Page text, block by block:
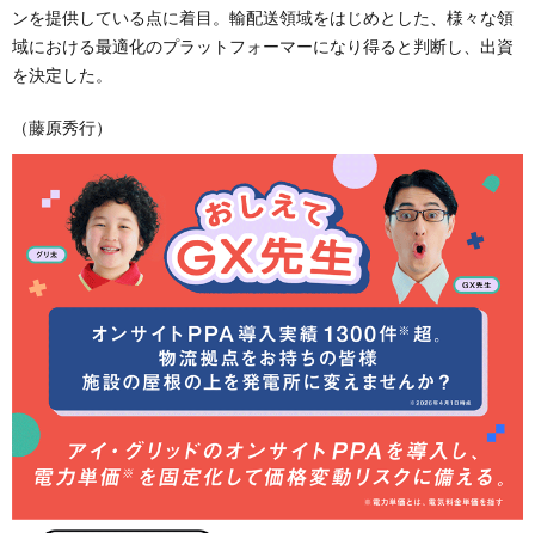
ンを提供している点に着目。輸配送領域をはじめとした、様々な領
域における最適化のプラットフォーマーになり得ると判断し、出資
を決定した。
（藤原秀行）